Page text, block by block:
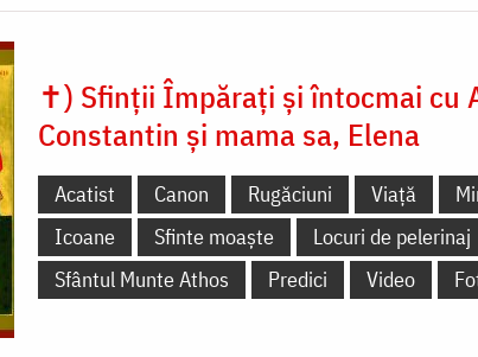
✝) Sfinții Împărați și întocmai cu
Constantin și mama sa, Elena
Acatist Canon Rugăciuni Viață
Icoane
Sfinte moaște
Locuri de pelerinaj
Sfântul Munte Athos
Predici Video